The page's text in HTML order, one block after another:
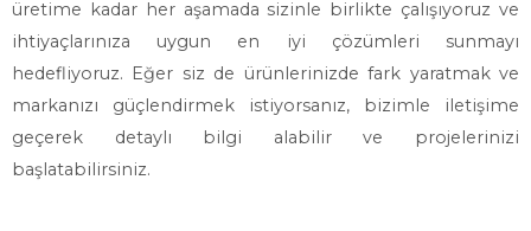
üretime kadar her aşamada sizinle birlikte çalışıyoruz ve
ihtiyaçlarınıza uygun en iyi çözümleri sunmayı
hedefliyoruz. Eğer siz de ürünlerinizde fark yaratmak ve
markanızı güçlendirmek istiyorsanız, bizimle iletişime
geçerek detaylı bilgi alabilir ve projelerinizi
başlatabilirsiniz.